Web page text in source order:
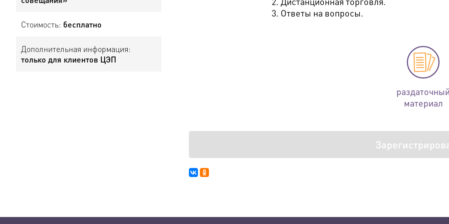
Стоимость: бесплатно
Дополнительная информация:
только для клиентов ЦЭП
3. Ответы на вопросы.
раздаточный
материал